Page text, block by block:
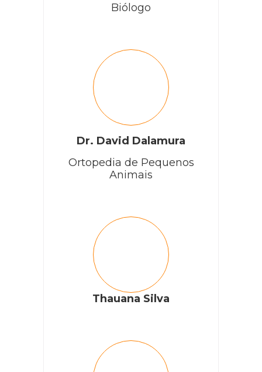
Biólogo
Dr. David Dalamura
Ortopedia de Pequenos
Animais
Thauana Silva